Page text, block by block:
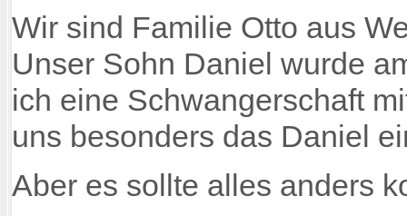
Wir sind Familie Otto aus
Unser Sohn Daniel wurde
ich eine Schwangerschaft
uns besonders das Daniel
Aber es sollte alles anders